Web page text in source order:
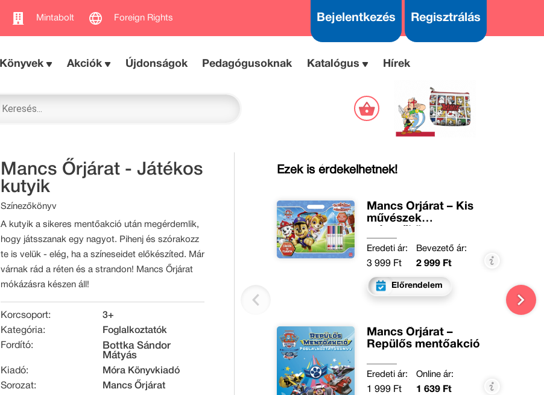
Mintabolt Foreign Rights Bejelentkezés Regisztrálás
Könyvek Akciók Újdonságok Pedagógusoknak Katalógus Hírek
Mancs Őrjárat - Játékos
kutyik
Színezőkönyv
A kutyik a sikeres mentőakció után megérdemlik,
hogy játsszanak egy nagyot. Pihenj és szórakozz
te is velük - elég, ha a színeseidet előkészíted. Már
várnak rád a réten és a strandon! Mancs Őrjárat
mókázásra készen áll!
Korcsoport:
3+
Kategória:
Foglalkoztatók
Fordító:
Bottka Sándor
Mátyás
Kiadó:
Móra Könyvkiadó
Sorozat:
Mancs Őrjárat
Ezek is érdekelhetnek!
Mancs Őrjárat – Kis
művészek
Eredeti ár:
3 999 Ft
Bevezető ár:
2 999 Ft
Előrendelem
Mancs Őrjárat –
Repülős mentőakció
Eredeti ár:
1 999 Ft
Online ár:
1 639 Ft